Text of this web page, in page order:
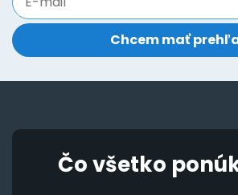
product
page
Čo všetko